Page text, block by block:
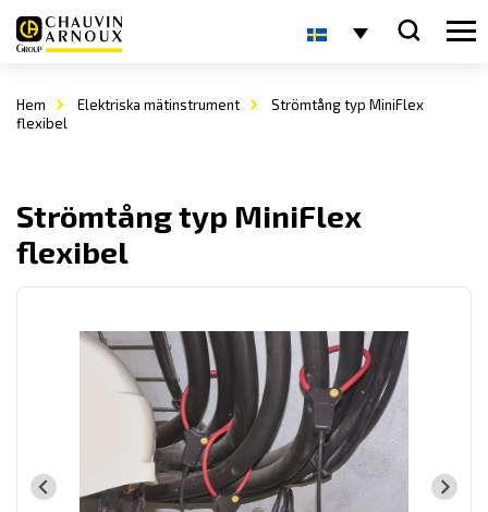
Hem Elektriska mätinstrument
Strömtång typ MiniFlex
flexibel
Strömtång typ MiniFlex
flexibel